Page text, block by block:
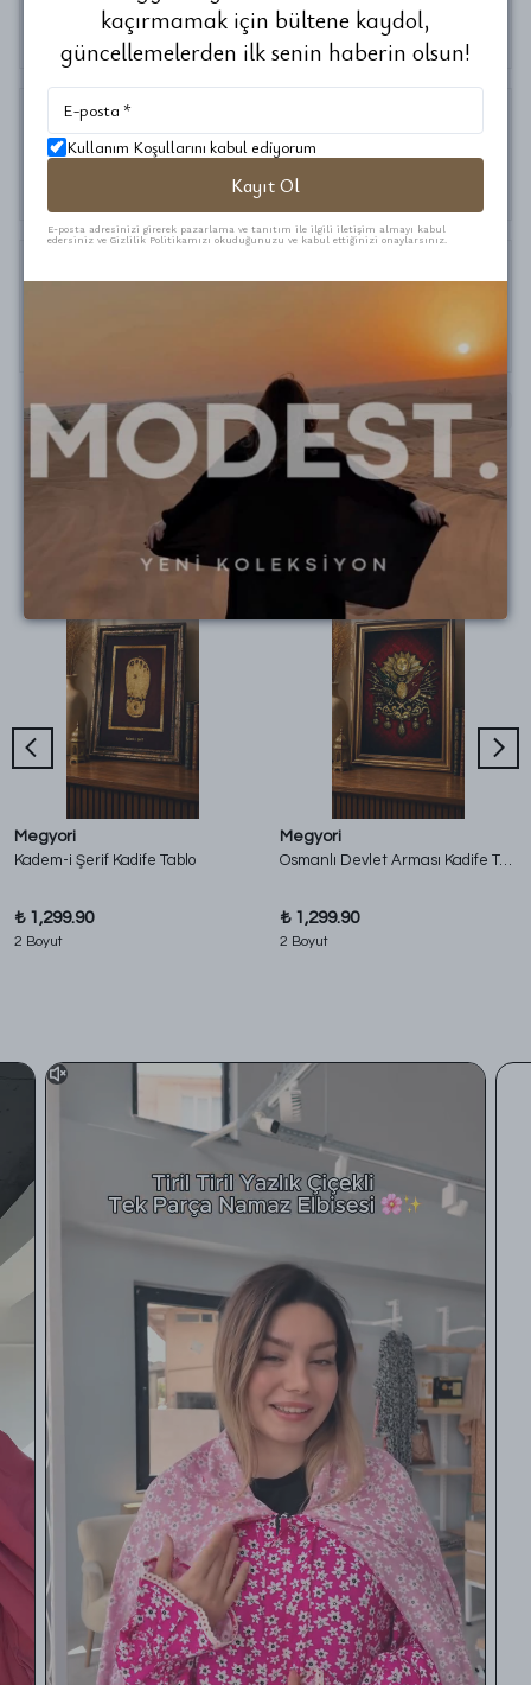
Satın Alınmış
Ayşenur S.
1
Benzer Ürünler
Megyori
Kadem-i Şerif Kadife Tablo
₺ 1,299.90
2 Boyut
Megyori
Osmanlı Devlet Arması Kadife Tablo
₺ 1,299.90
2 Boyut
kaçırmamak için bültene kaydol,
güncellemelerden ilk senin haberin olsun!
Kullanım Koşullarını kabul ediyorum
Kayıt Ol
E-posta adresinizi girerek pazarlama ve tanıtım ile ilgili iletişim almayı kabul
edersiniz ve Gizlilik Politikamızı okuduğunuzu ve kabul ettiğinizi onaylarsınız.